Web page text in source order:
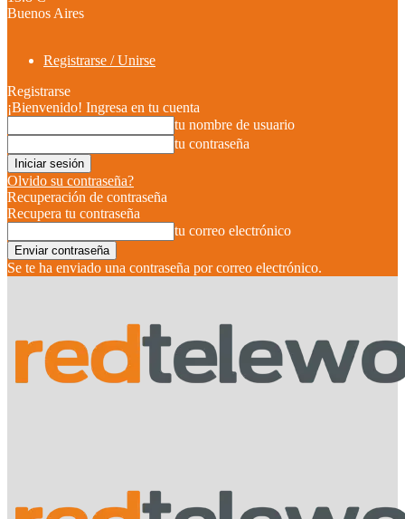
Buenos Aires
Registrarse / Unirse
Registrarse
¡Bienvenido! Ingresa en tu cuenta
tu nombre de usuario
tu contraseña
Olvido su contraseña?
Recuperación de contraseña
Recupera tu contraseña
tu correo electrónico
Se te ha enviado una contraseña por correo electrónico.